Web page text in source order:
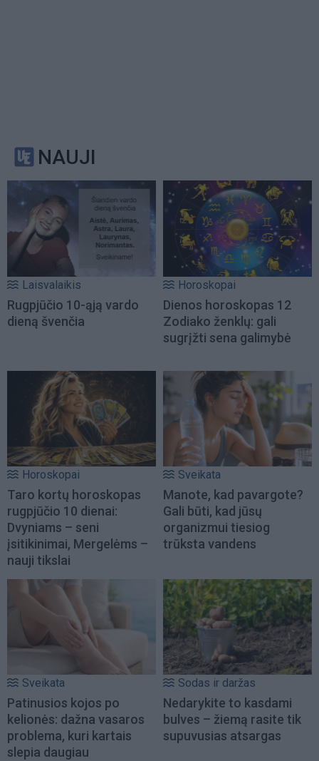
NAUJI
Laisvalaikis
Rugpjūčio 10-ąją vardo
dieną švenčia
Horoskopai
Dienos horoskopas 12
Zodiako ženklų: gali
sugrįžti sena galimybė
Horoskopai
Taro kortų horoskopas
rugpjūčio 10 dienai:
Dvyniams – seni
įsitikinimai, Mergelėms –
nauji tikslai
Sveikata
Manote, kad pavargote?
Gali būti, kad jūsų
organizmui tiesiog
trūksta vandens
Sveikata
Patinusios kojos po
kelionės: dažna vasaros
problema, kuri kartais
slepia daugiau
Sodas ir daržas
Nedarykite to kasdami
bulves – žiemą rasite tik
supuvusias atsargas